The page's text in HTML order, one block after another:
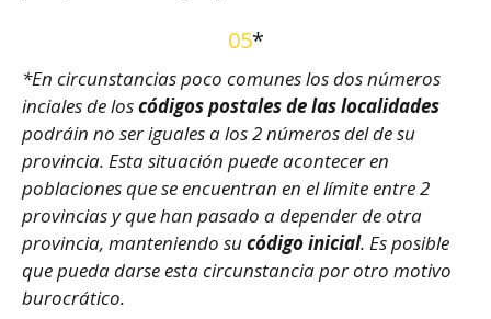
05*
*En circunstancias poco comunes los dos números
inciales de loscódigos postales de las localidades
podráin no ser iguales a los 2 números del de su
provincia. Esta situación puede acontecer en
poblaciones que se encuentran en el límite entre 2
provincias y que han pasado a depender de otra
provincia, manteniendo sucódigo inicial. Es posible
que pueda darse esta circunstancia por otro motivo
burocrático.